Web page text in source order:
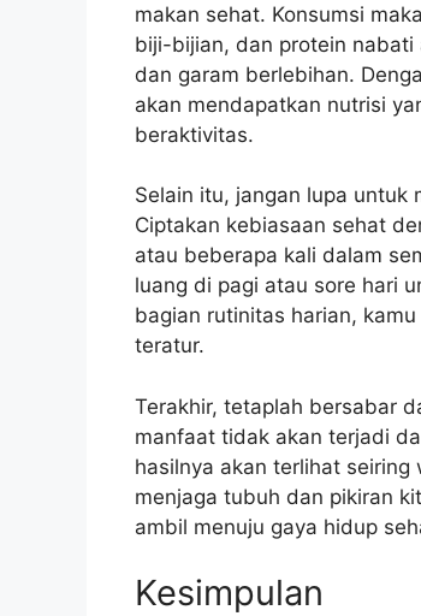
makan sehat. Konsumsi
biji-bijian, dan protein nabati
dan garam berlebihan.
akan mendapatkan nutrisi
beraktivitas.
Selain itu, jangan lupa
Ciptakan kebiasaan sehat
atau beberapa kali dalam
luang di pagi atau sore hari
bagian rutinitas harian,
teratur.
Terakhir, tetaplah bersabar
manfaat tidak akan terjadi
hasilnya akan terlihat
menjaga tubuh dan pikiran
ambil menuju gaya hidup
Kesimpulan